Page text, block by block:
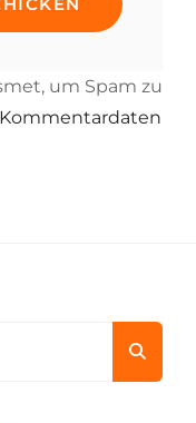
um Spam zu